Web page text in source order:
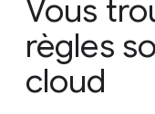
Vous
règles
cloud